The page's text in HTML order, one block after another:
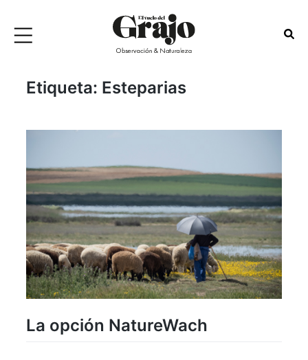
Etiqueta: Esteparias
La opción NatureWach